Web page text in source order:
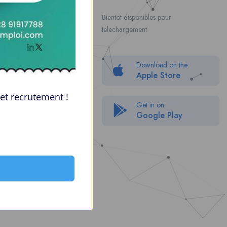
About Us
Politique de confidentialité
Packages
Bientot disponibles pour
telechargement
Download on the
Apple Store
Get in on
Google Play
recrutement !